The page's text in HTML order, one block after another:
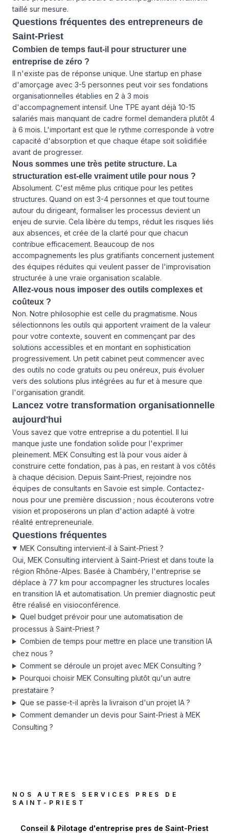
taillé sur mesure.
Questions fréquentes des entrepreneurs de
Saint-Priest
Combien de temps faut-il pour structurer une
entreprise de zéro ?
Il n'existe pas de réponse unique. Une startup en phase
d'amorçage avec 3-5 personnes peut voir ses fondations
organisationnelles établies en 2 à 3 mois
d'accompagnement intensif. Une TPE ayant déjà 10-15
salariés mais manquant de cadre formel demandera plutôt 4
à 6 mois. L'important est que le rythme corresponde à votre
capacité d'absorption et que chaque étape soit solidifiée
avant de progresser.
Nous sommes une très petite structure. La
structuration est-elle vraiment utile pour nous ?
Absolument. C'est même plus critique pour les petites
structures. Quand on est 3-4 personnes et que tout tourne
autour du dirigeant, formaliser les processus devient un
enjeu de survie. Cela libère du temps, réduit les risques liés
aux absences, et crée de la clarté pour que chacun
contribue efficacement. Beaucoup de nos
accompagnements les plus gratifiants concernent justement
des équipes réduites qui veulent passer de l'improvisation
structurée à une vraie organisation scalable.
Allez-vous nous imposer des outils complexes et
coûteux ?
Non. Notre philosophie est celle du pragmatisme. Nous
sélectionnons les outils qui apportent vraiment de la valeur
pour votre contexte, souvent en commençant par des
solutions accessibles et en montant en sophistication
progressivement. Un petit cabinet peut commencer avec
des outils no code gratuits ou peu onéreux, puis évoluer
vers des solutions plus intégrées au fur et à mesure que
l'organisation grandit.
Lancez votre transformation organisationnelle
aujourd'hui
Vous savez que votre entreprise a du potentiel. Il lui
manque juste une fondation solide pour l'exprimer
pleinement. MEK Consulting est là pour vous aider à
construire cette fondation, pas à pas, en restant à vos côtés
à chaque décision. Depuis Saint-Priest, rejoindre nos
équipes de consultants en Savoie est simple. Contactez-
nous pour une première discussion ; nous écouterons votre
vision et proposerons un plan d'action adapté à votre
réalité entrepreneuriale.
Questions fréquentes
MEK Consulting intervient-il à Saint-Priest ?
Oui, MEK Consulting intervient à Saint-Priest et dans toute la
région Rhône-Alpes. Basée à Chambéry, l'entreprise se
déplace à 77 km pour accompagner les structures locales
en transition IA et automatisation. Un premier diagnostic peut
être réalisé en visioconférence.
Quel budget prévoir pour une automatisation de
processus à Saint-Priest ?
Combien de temps pour mettre en place une transition IA
chez nous ?
Comment se déroule un projet avec MEK Consulting ?
Pourquoi choisir MEK Consulting plutôt qu'un autre
prestataire ?
Que se passe-t-il après la livraison d'un projet IA ?
Comment demander un devis pour Saint-Priest à MEK
Consulting ?
NOS AUTRES SERVICES PRES DE
SAINT-PRIEST
Conseil & Pilotage d'entreprise pres de Saint-Priest